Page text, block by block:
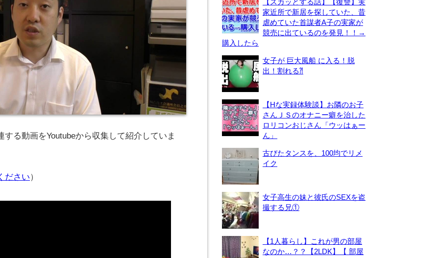
る動画をYoutubeから収集して紹介していま
ださい）
【スカッとする話】【復讐】実
家近所で新居を探していた、昔
虐めていた首謀者A子の実家が
競売に出ているのを発見！！→
購入したら
女子が 巨大風船 に入る！脱
出！割れる⁈
【Hな実録体験談】お隣のお子
さんＪＳのオナニー癖を治した
ロリコンおじさん「ウッはぁー
ん」
古びたタンスを、100均でリメ
イク
女子高生の妹と彼氏のSEXを盗
撮する兄①
【1人暮らし】これが男の部屋
なのか…？？【2LDK】【 部屋